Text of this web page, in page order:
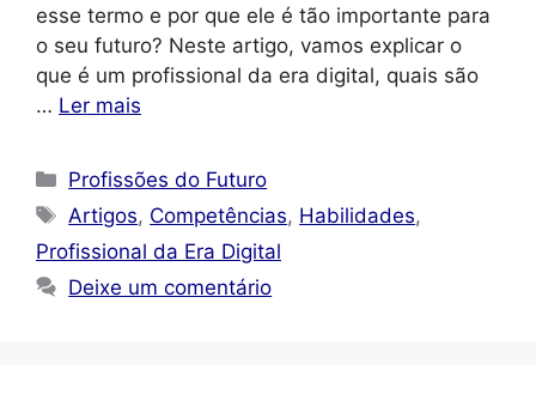
esse termo e por que ele é tão importante para
o seu futuro? Neste artigo, vamos explicar o
que é um profissional da era digital, quais são
… Ler mais
Categorias
Profissões do Futuro
Tags
Artigos, Competências, Habilidades,
Profissional da Era Digital
Deixe um comentário